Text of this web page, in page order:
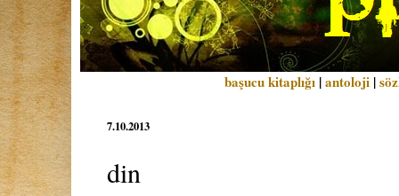
başucu kitaplığı |antoloji |
7.10.2013
din